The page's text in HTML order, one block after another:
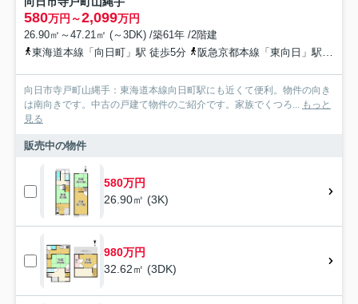
580万円～2,099万円
26.90㎡～47.21㎡ (～3DK) /築61年 /2階建
東海道本線「向日町」駅 徒歩5分
阪急京都本線「東向日」駅 徒歩6分
向日市寺戸町山縄手：東海道本線向日町駅にも近くて便利。物件の向き
は南向きです。中古の戸建て物件のご紹介です。家族でくつろ... もっと
見る
販売中の物件
580万円
26.90㎡ (3K)
980万円
32.62㎡ (3DK)